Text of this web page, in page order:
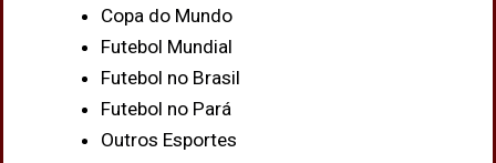
Copa do Mundo
Futebol Mundial
Futebol no Brasil
Futebol no Pará
Outros Esportes